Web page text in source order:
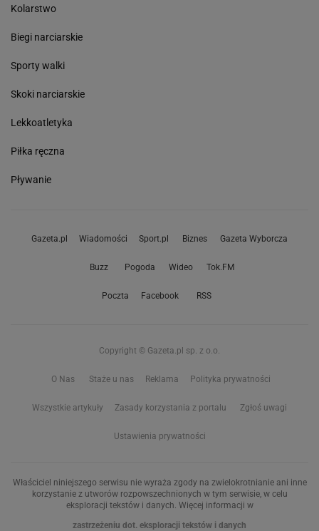
Kolarstwo
Biegi narciarskie
Sporty walki
Skoki narciarskie
Lekkoatletyka
Piłka ręczna
Pływanie
Gazeta.pl Wiadomości Sport.pl Biznes Gazeta Wyborcza
Buzz Pogoda Wideo Tok.FM
Poczta Facebook RSS
Copyright © Gazeta.pl sp. z o.o.
O Nas Staże u nas Reklama Polityka prywatności
Wszystkie artykuły Zasady korzystania z portalu Zgłoś uwagi
Ustawienia prywatności
Właściciel niniejszego serwisu nie wyraża zgody na zwielokrotnianie ani inne
korzystanie z utworów rozpowszechnionych w tym serwisie, w celu
eksploracji tekstów i danych. Więcej informacji w
zastrzeżeniu dot. eksploracji tekstów i danych